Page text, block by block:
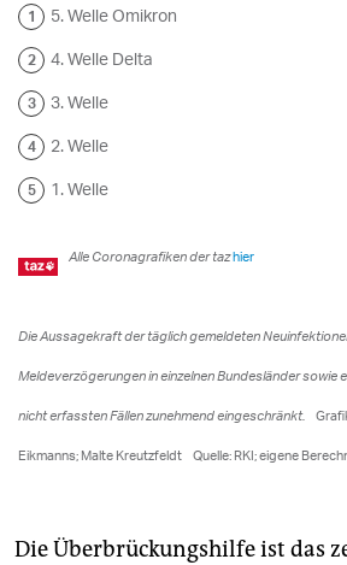
Die Überbrückungshilfe ist das